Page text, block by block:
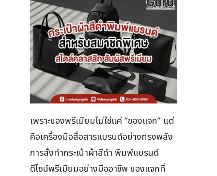
เพราะของพรีเมียมไม่ใช่แค่ “ของแจก” แต่
คือเครื่องมือสื่อสารแบรนด์อย่างทรงพลัง
การสั่งทำกระเป๋าผ้าสีดำ พิมพ์แบรนด์
ดีไซน์พรีเมียมอย่างมืออาชีพ ของแจกที่